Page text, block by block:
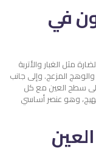
في
مثل الغبار والأتربة
المزعج. وإلى جانب
سطح العين مع كل
وهو عنصر أساسي